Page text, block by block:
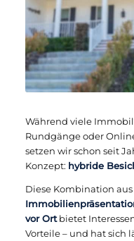
Während viele
Rundgänge oder
setzen wir schon seit
Konzept: hybride
Diese Kombination aus
vor Ortbietet
Vorteile – und hat sich